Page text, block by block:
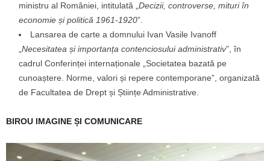
ministru al României, intitulată „ Decizii, controverse, mituri în
economie și politică 1961-1920”.
Lansarea de carte a domnului Ivan Vasile Ivanoff
Necesitatea și importanța contenciosului administrativ”, în
cadrul Conferinței internaționale „Societatea bazată pe
cunoaștere. Norme, valori și repere contemporane”, organizată
de Facultatea de Drept și Științe Administrative.
BIROU IMAGINE ȘI COMUNICARE